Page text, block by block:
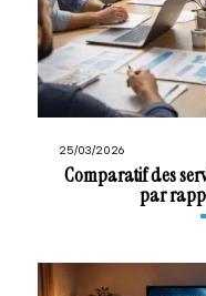
25/03/2026
Comparatif des
par